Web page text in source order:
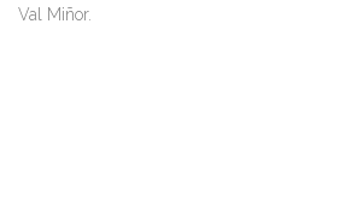
Val Miñor.